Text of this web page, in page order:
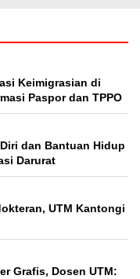
Keimigrasian di
Paspor dan TPPO
dan Bantuan Hidup
Darurat
UTM Kantongi
Grafis, Dosen UTM: